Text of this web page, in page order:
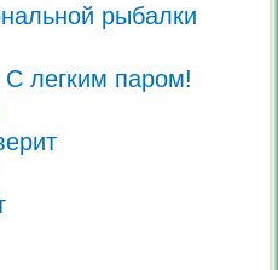
рыбалки
легким паром!